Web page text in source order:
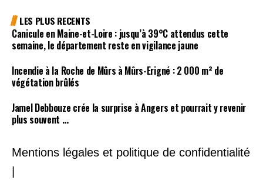
LES PLUS RECENTS
Canicule en Maine-et-Loire : jusqu’à 39°C attendus cette
semaine, le département reste en vigilance jaune
Incendie à la Roche de Mûrs à Mûrs-Erigné : 2 000 m² de
végétation brûlés
Jamel Debbouze crée la surprise à Angers et pourrait y revenir
plus souvent …
Mentions légales et politique de confidentialité
|